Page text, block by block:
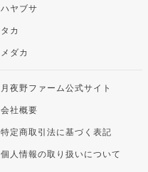
ハヤブサ
タカ
メダカ
月夜野ファーム公式サイト
会社概要
特定商取引法に基づく表記
個人情報の取り扱いについて